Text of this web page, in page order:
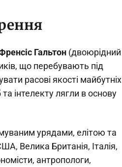
Гальтон (двоюрідний
що перебувають під
расові якості майбутніх
інтелекту лягли в основу
урядами, елітою та
Велика Британія, Італія,
антропологи,